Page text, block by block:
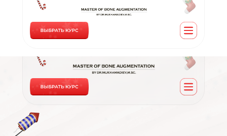
распродажу предложение